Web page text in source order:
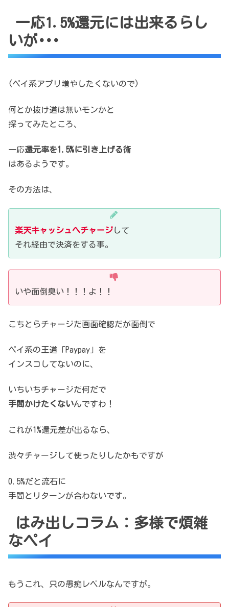
一応1.5%還元には出来るらし
いが･･･
(ペイ系アプリ増やしたくないので)
何とか抜け道は無いモンかと
探ってみたところ、
一応還元率を1.5%に引き上げる術
はあるようです。
その方法は、
楽天キャッシュへチャージして
それ経由で決済をする事。
いや面倒臭い！！！よ！！
こちとらチャージだ画面確認だが面倒で
ペイ系の王道「Paypay」を
インスコしてないのに、
いちいちチャージだ何だで
手間かけたくないんですわ！
これが1%還元差が出るなら、
渋々チャージして使ったりしたかもですが
0.5%だと流石に
手間とリターンが合わないです。
はみ出しコラム：多様で煩雑
なペイ
もうこれ、只の愚痴レベルなんですが。